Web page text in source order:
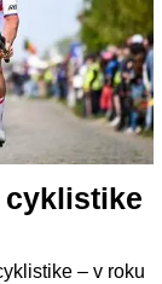
cyklistike
– v roku